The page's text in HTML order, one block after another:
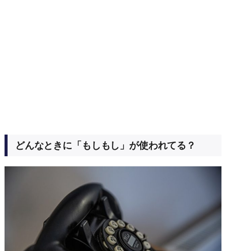
どんなときに「もしもし」が使われてる？